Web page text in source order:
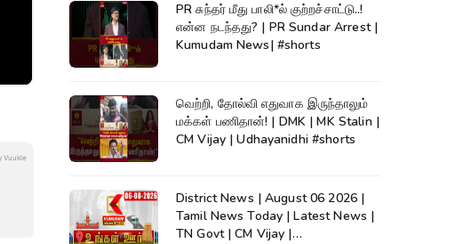
PR சுந்தர் மீது பாலி*ல் குற்றச்சாட்டு..!
என்ன நடந்தது? | PR Sundar Arrest |
Kumudam News| #shorts
வெற்றி, தோல்வி எதுவாக இருந்தாலும்
மக்கள் பணிதான்! | DMK | MK Stalin |
CM Vijay | Udhayanidhi #shorts
District News | August 06 2026 |
Tamil News Today | Latest News |
TN Govt | CM Vijay |